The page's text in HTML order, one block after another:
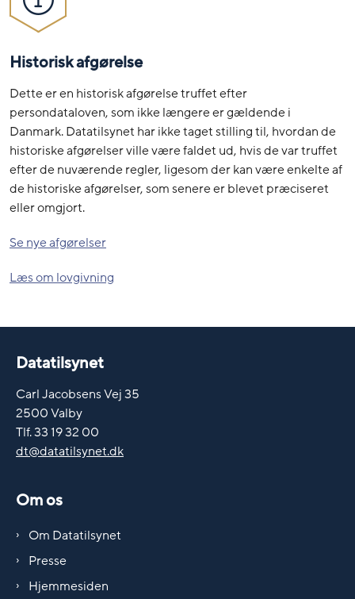
Historisk afgørelse
Dette er en historisk afgørelse truffet efter
persondataloven, som ikke længere er gældende i
Danmark. Datatilsynet har ikke taget stilling til, hvordan de
historiske afgørelser ville være faldet ud, hvis de var truffet
efter de nuværende regler, ligesom der kan være enkelte af
de historiske afgørelser, som senere er blevet præciseret
eller omgjort.
Se nye afgørelser
Læs om lovgivning
Datatilsynet
Carl Jacobsens Vej 35
2500 Valby
Tlf. 33 19 32 00
dt@datatilsynet.dk
Om os
Om Datatilsynet
Presse
Hjemmesiden